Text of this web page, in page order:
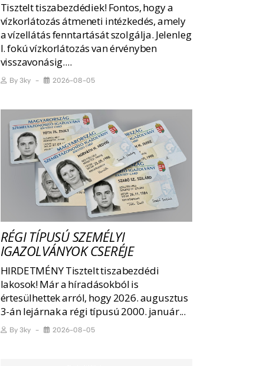
Tisztelt tiszabezdédiek! Fontos, hogy a
vízkorlátozás átmeneti intézkedés, amely
a vízellátás fenntartását szolgálja. Jelenleg
I. fokú vízkorlátozás van érvényben
visszavonásig....
By 3ky 2026-08-05
RÉGI TÍPUSÚ SZEMÉLYI
IGAZOLVÁNYOK CSERÉJE
HIRDETMÉNY Tisztelt tiszabezdédi
lakosok! Már a híradásokból is
értesülhettek arról, hogy 2026. augusztus
3-án lejárnak a régi típusú 2000. január...
By 3ky 2026-08-05